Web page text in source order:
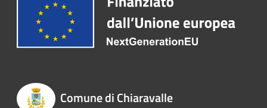
Comune di Chiaravalle